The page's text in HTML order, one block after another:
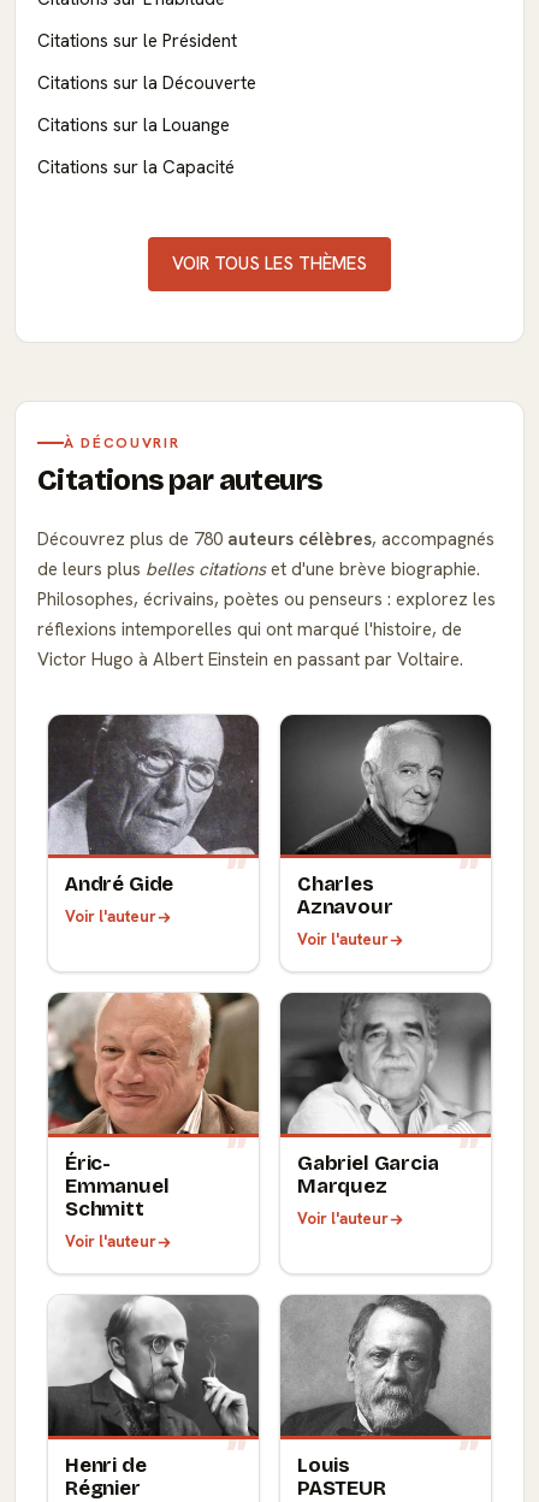
Citations sur le Président
Citations sur la Découverte
Citations sur la Louange
Citations sur la Capacité
VOIR TOUS LES THÈMES
À DÉCOUVRIR
Citations par auteurs
Découvrez plus de 780 auteurs célèbres, accompagnés
de leurs plus belles citationset d'une brève biographie.
Philosophes, écrivains, poètes ou penseurs : explorez les
réflexions intemporelles qui ont marqué l'histoire, de
Victor Hugo à Albert Einstein en passant par Voltaire.
André Gide
Voir l'auteur
Charles
Aznavour
Voir l'auteur
Éric-
Emmanuel
Schmitt
Voir l'auteur
Gabriel Garcia
Marquez
Voir l'auteur
Henri de
Régnier
Louis
PASTEUR